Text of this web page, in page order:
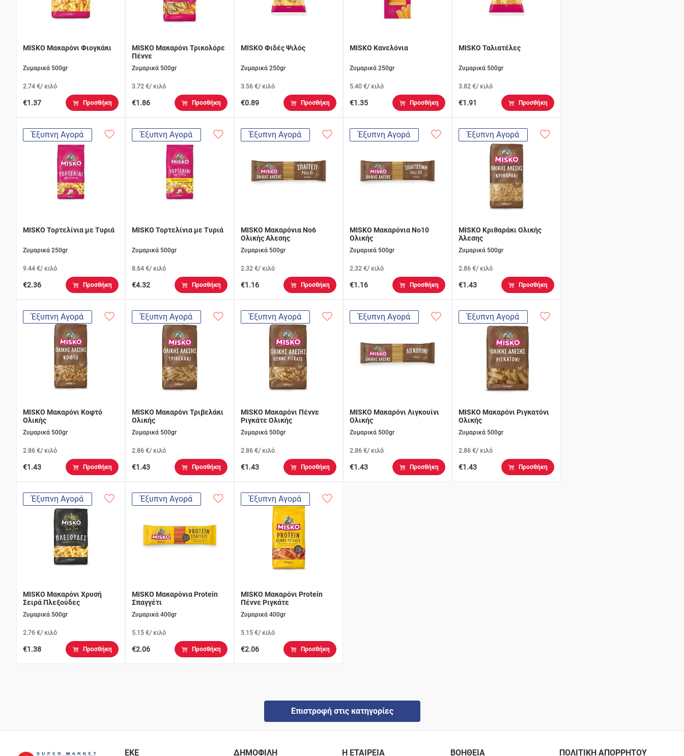
MISKO Μακαρόνι Φιογκάκι
Ζυμαρικά 500gr
2.74 €/ κιλό
€1.37 Προσθήκη
MISKO Μακαρόνι Τρικολόρε
Πέννε
Ζυμαρικά 500gr
3.72 €/ κιλό
€1.86 Προσθήκη
MISKO Φιδές Ψιλός
Ζυμαρικά 250gr
3.56 €/ κιλό
€0.89 Προσθήκη
MISKO Κανελόνια
Ζυμαρικά 250gr
5.40 €/ κιλό
€1.35 Προσθήκη
MISKO Ταλιατέλες
Ζυμαρικά 500gr
3.82 €/ κιλό
€1.91 Προσθήκη
Έξυπνη Αγορά
MISKO Τορτελίνια με Τυριά
Ζυμαρικά 250gr
9.44 €/ κιλό
€2.36 Προσθήκη
Έξυπνη Αγορά
MISKO Τορτελίνια με Τυριά
Ζυμαρικά 500gr
8.64 €/ κιλό
€4.32 Προσθήκη
Έξυπνη Αγορά
MISKO Μακαρόνια Νο6
Ολικής Αλεσης
Ζυμαρικά 500gr
2.32 €/ κιλό
€1.16 Προσθήκη
Έξυπνη Αγορά
MISKO Μακαρόνια Νο10
Ολικής
Ζυμαρικά 500gr
2.32 €/ κιλό
€1.16 Προσθήκη
Έξυπνη Αγορά
MISKO Κριθαράκι Ολικής
Άλεσης
Ζυμαρικά 500gr
2.86 €/ κιλό
€1.43 Προσθήκη
Έξυπνη Αγορά
MISKO Μακαρόνι Κοφτό
Ολικής
Ζυμαρικά 500gr
2.86 €/ κιλό
€1.43 Προσθήκη
Έξυπνη Αγορά
MISKO Μακαρόνι Τριβελάκι
Ολικής
Ζυμαρικά 500gr
2.86 €/ κιλό
€1.43 Προσθήκη
Έξυπνη Αγορά
MISKO Μακαρόνι Πέννε
Ριγκάτε Ολικής
Ζυμαρικά 500gr
2.86 €/ κιλό
€1.43 Προσθήκη
Έξυπνη Αγορά
MISKO Μακαρόνι Λιγκουίνι
Ολικής
Ζυμαρικά 500gr
2.86 €/ κιλό
€1.43 Προσθήκη
Έξυπνη Αγορά
MISKO Μακαρόνι Ριγκατόνι
Ολικής
Ζυμαρικά 500gr
2.86 €/ κιλό
€1.43 Προσθήκη
Έξυπνη Αγορά
MISKO Μακαρόνι Χρυσή
Σειρά Πλεξούδες
Ζυμαρικά 500gr
2.76 €/ κιλό
€1.38 Προσθήκη
Έξυπνη Αγορά
MISKO Μακαρόνια Protein
Σπαγγέτι
Ζυμαρικά 400gr
5.15 €/ κιλό
€2.06 Προσθήκη
Έξυπνη Αγορά
MISKO Μακαρόνι Protein
Πέννε Ριγκάτε
Ζυμαρικά 400gr
5.15 €/ κιλό
€2.06 Προσθήκη
Επιστροφή στις κατηγορίες
ΕΚΕ ΔΗΜΟΦΙΛΗ Η ΕΤΑΙΡΕΙΑ ΒΟΗΘΕΙΑ ΠΟΛΙΤΙΚΗ ΑΠΟΡΡΗΤΟΥ